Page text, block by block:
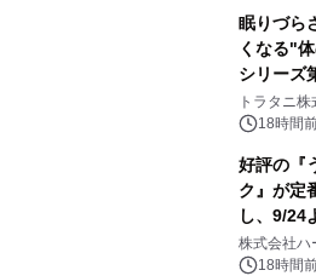
眠りづら
くなる"
シリーズ
トラタニ株
18時間
好評の『
ク』が定
し、9/24
株式会社ハ
18時間